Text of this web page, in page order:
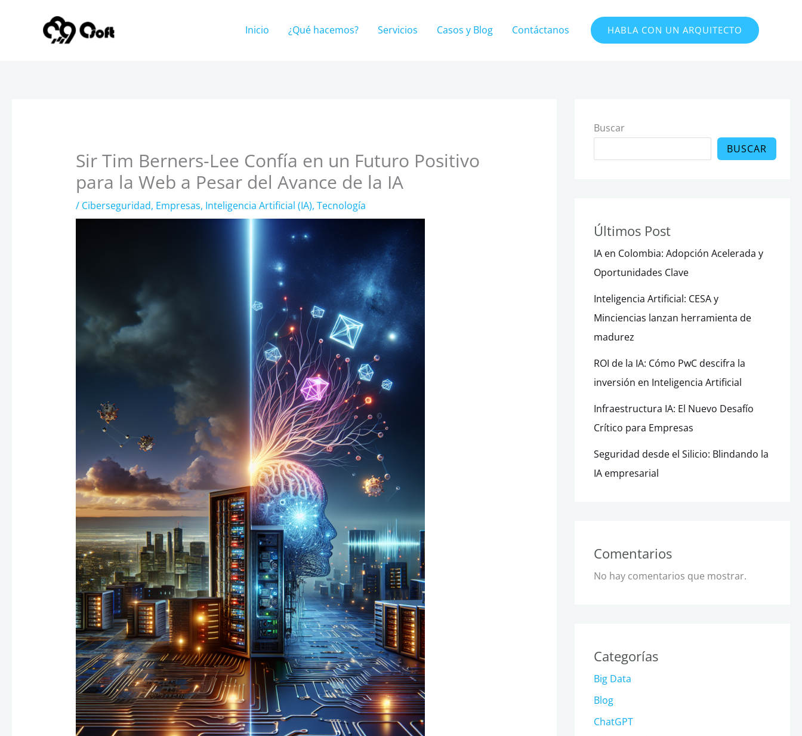
contenido
Inicio ¿Qué hacemos? Servicios Casos y Blog Contáctanos HABLA CON UN ARQUITECTO
Sir Tim Berners-Lee Confía en un Futuro Positivo
para la Web a Pesar del Avance de la IA
/ Ciberseguridad, Empresas, Inteligencia Artificial (IA), Tecnología
Buscar
BUSCAR
Últimos Post
IA en Colombia: Adopción Acelerada y
Oportunidades Clave
Inteligencia Artificial: CESA y
Minciencias lanzan herramienta de
madurez
ROI de la IA: Cómo PwC descifra la
inversión en Inteligencia Artificial
Infraestructura IA: El Nuevo Desafío
Crítico para Empresas
Seguridad desde el Silicio: Blindando la
IA empresarial
Comentarios
No hay comentarios que mostrar.
Categorías
Big Data
Blog
ChatGPT